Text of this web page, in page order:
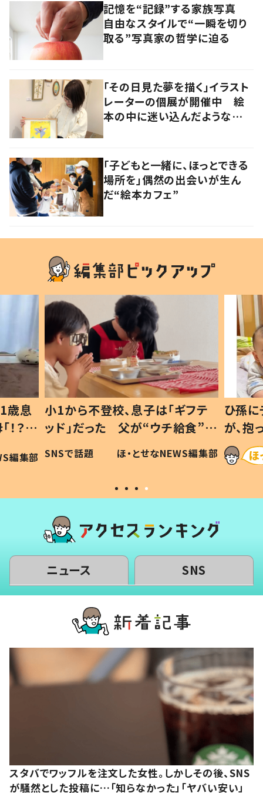
記憶を“記録”する家族写真
自由なスタイルで“一瞬を切り
取る”写真家の哲学に迫る
「その日見た夢を描く」イラスト
レーターの個展が開催中 絵
本の中に迷い込んだような想
「子どもと一緒に、ほっとできる
場所を」偶然の出会いが生ん
だ“絵本カフェ”
歳息
？」
編集部
小1から不登校、息子は「ギフテ
ッド」だった 父が“ウチ給食”を
作り続ける理由とは #令和の親
#令和の子
SNSで話題 ほ・とせなNEWS編集部
ひ孫
が、
「涙が
い」
ニュース SNS
スタバでワッフルを注文した女性。しかしその後、SNS
が騒然とした投稿に…「知らなかった」「ヤバい安い」